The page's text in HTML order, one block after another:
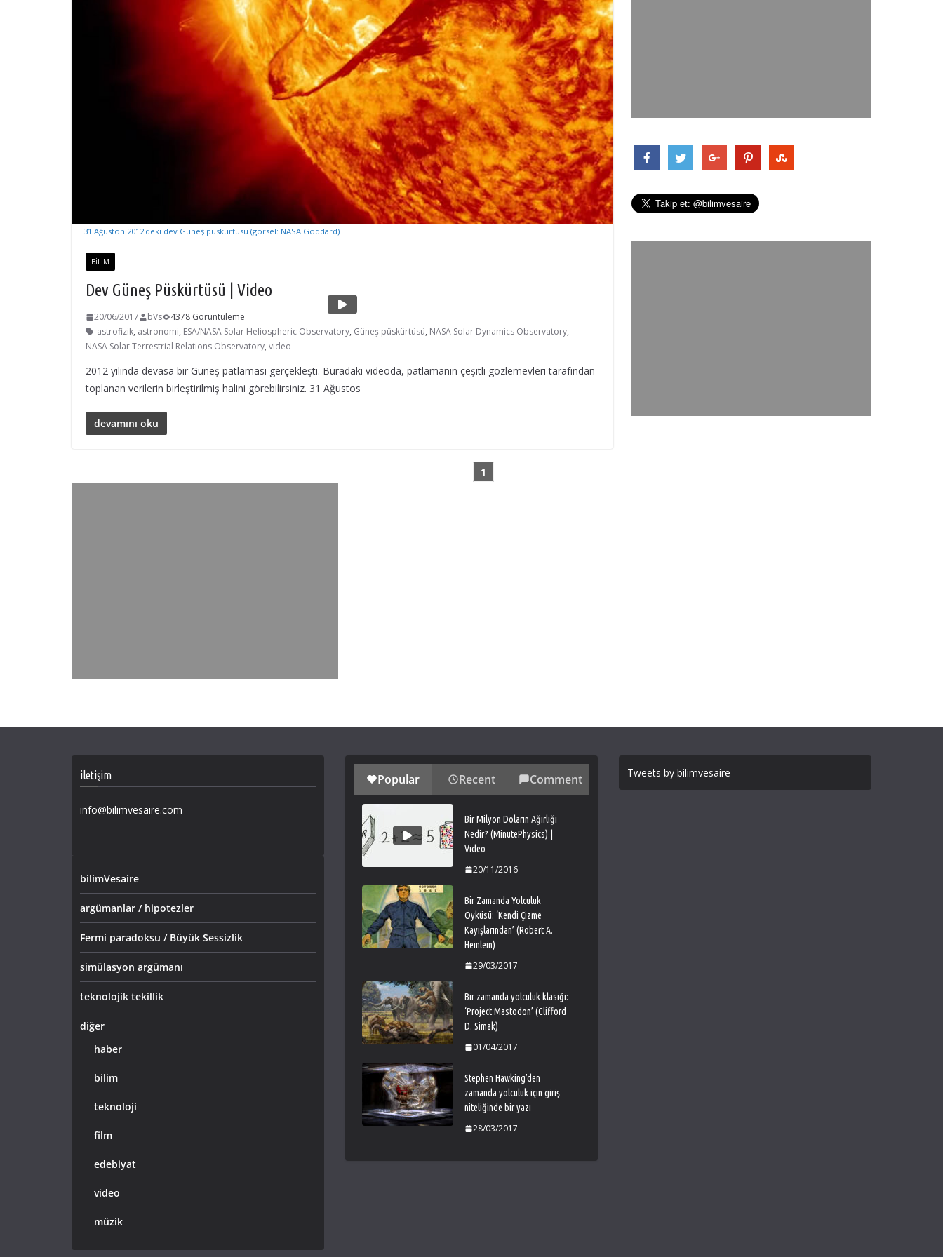
31 Ağuston 2012'deki dev Güneş püskürtüsü (görsel: NASA Goddard)
BILIM
Dev Güneş Püskürtüsü | Video
20/06/2017 bVs
4378 Görüntüleme
astrofizik, astronomi, ESA/NASA Solar Heliospheric Observatory, Güneş püskürtüsü, NASA Solar Dynamics Observatory,
NASA Solar Terrestrial Relations Observatory, video
2012 yılında devasa bir Güneş patlaması gerçekleşti. Buradaki videoda, patlamanın çeşitli gözlemevleri tarafından
toplanan verilerin birleştirilmiş halini görebilirsiniz. 31 Ağustos
devamını oku
1
iletişim
info@bilimvesaire.com
bilimVesaire
argümanlar / hipotezler
Fermi paradoksu / Büyük Sessizlik
simülasyon argümanı
teknolojik tekillik
diğer
haber
bilim
teknoloji
film
edebiyat
video
müzik
Popular Recent Comment
Bir Milyon Doların Ağırlığı
Nedir? (MinutePhysics) |
Video
20/11/2016
Bir Zamanda Yolculuk
Öyküsü: ‘Kendi Çizme
Kayışlarından’ (Robert A.
Heinlein)
29/03/2017
Bir zamanda yolculuk klasiği:
‘Project Mastodon’ (Clifford
D. Simak)
01/04/2017
Stephen Hawking’den
zamanda yolculuk için giriş
niteliğinde bir yazı
28/03/2017
Tweets by bilimvesaire